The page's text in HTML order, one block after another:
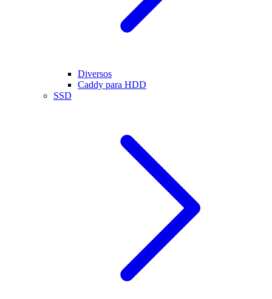
Diversos
Caddy para HDD
SSD